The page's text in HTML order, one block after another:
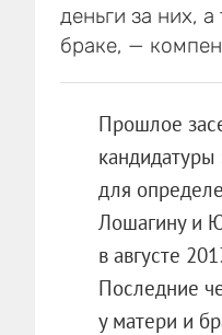
деньги за них,
браке, —
Прошлое
для
Лошагину и
в августе
Последние
у матери и